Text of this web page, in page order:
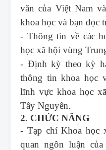
văn của Việt Nam
khoa học và bạn đọc
- Thông tin về các
học xã hội vùng
- Định kỳ theo kỳ
thông tin khoa học
lĩnh vực khoa học
Tây Nguyên.
2. CHỨC NĂNG
- Tạp chí Khoa học
quan ngôn luận